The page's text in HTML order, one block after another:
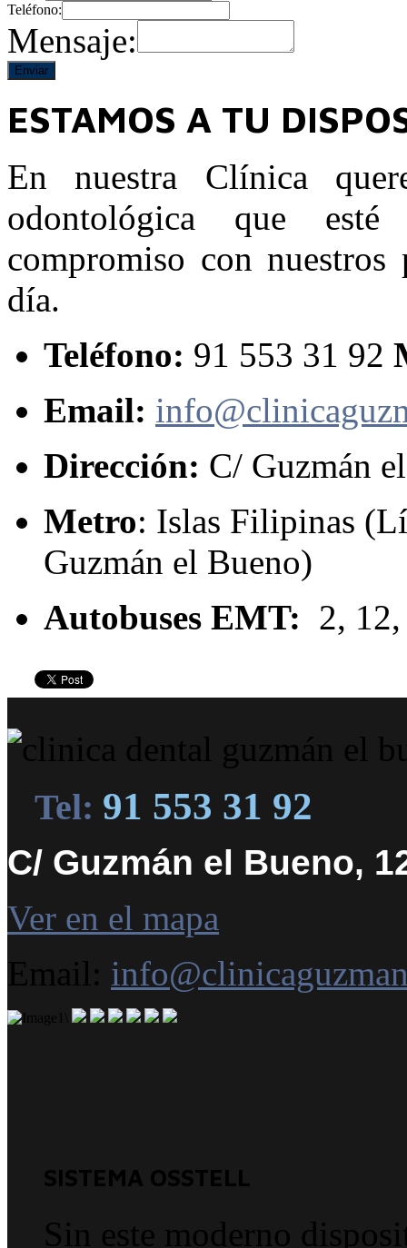
Teléfono:
Mensaje:
ESTAMOS A TU
En nuestra Clínica
odontológica que
compromiso con nuestros
día.
Teléfono: 91 553 31 92
Email:
Dirección: C/ Guzmán
Metro: Islas Filipinas
Guzmán el Bueno)
Autobuses EMT: 2,
Tel: 91 553 31 92
C/ Guzmán el Bueno,
Ver en el mapa
Email:
SISTEMA OSSTELL
Sin este moderno